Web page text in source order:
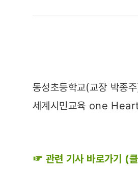
함께하는
동성초등학교(교장 박종
세계시민교육 one
☞ 관련 기사 바로가기 (